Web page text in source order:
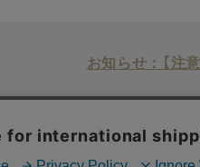
お知らせ：【注
Copyrights ©